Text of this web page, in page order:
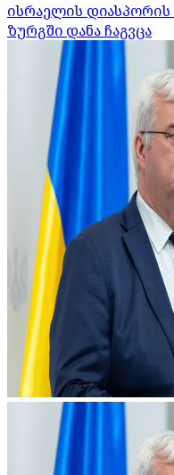
ისრაელის დიასპორის
ზურგში დანა ჩაგვცა